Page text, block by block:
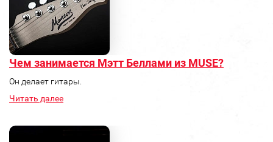
Чем занимается Мэтт Беллами из MUSE?
Он делает гитары.
Читать далее